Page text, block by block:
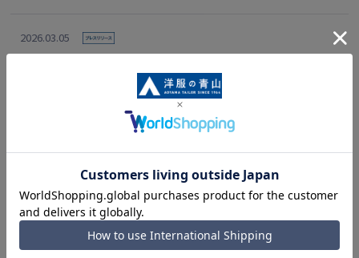
2026.03.05
アップデート 襟裏の“ファンデ汚れ”が洗濯で簡単に落ち
る“化粧品防汚生地”を採用
[31～40件]
1 2